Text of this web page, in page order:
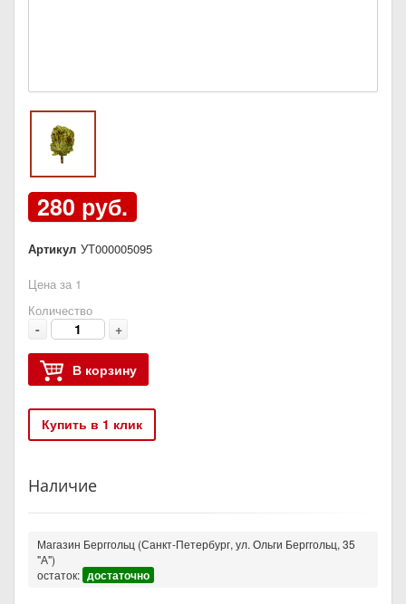
280 руб.
Артикул УТ000005095
Цена за 1
Количество
- +
В корзину
Купить в 1 клик
Наличие
Магазин Берггольц (Санкт-Петербург, ул. Ольги Берггольц, 35
"А")
остаток: достаточно